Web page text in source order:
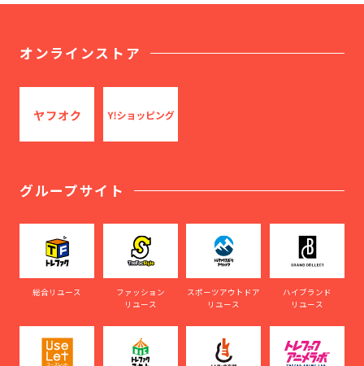
オンラインストア
グループサイト
総合リユース
ファッション
リユース
スポーツアウトドア
リユース
ハイブランド
リユース